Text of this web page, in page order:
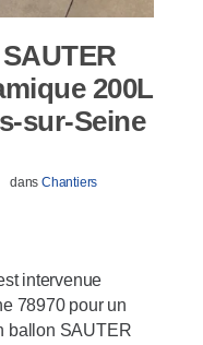
200L
sur-Seine
dansChantiers
intervenue
78970 pour un
ballon SAUTER